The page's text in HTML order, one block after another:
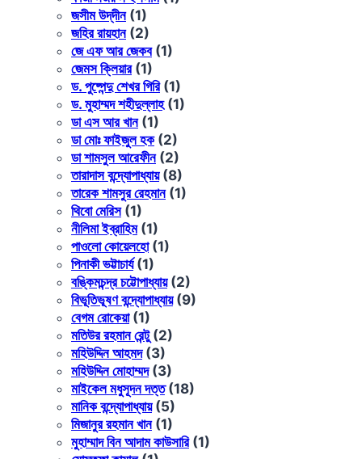
জসীম উদ্‌দীন(1)
জহির রায়হান(2)
জে এফ আর জেকব(1)
জেমস ক্লিয়ার(1)
ড. পুষ্পেন্দু শেখর গিরি(1)
ড. মুহাম্মদ শহীদুল্লাহ(1)
ডা এস আর খান(1)
ডা মোঃ ফাইজুল হক(2)
ডা শামসুল আরেফীন(2)
তারাদাস বন্দ্যোপাধ্যায়(8)
তারেক শামসুর রেহমান(1)
থিবো মেরিস(1)
নীলিমা ইব্রাহিম(1)
পাওলো কোয়েলহো(1)
পিনাকী ভট্টাচার্য(1)
বঙ্কিমচন্দ্র চট্টোপাধ্যায়(2)
বিভূতিভূষণ বন্দ্যোপাধ্যায়(9)
বেগম রোকেয়া(1)
মতিউর রহমান রেন্টু(2)
মহিউদ্দিন আহমদ(3)
মহিউদ্দিন মোহাম্মদ(3)
মাইকেল মধুসূদন দত্ত(18)
মানিক বন্দ্যোপাধ্যায়(5)
মিজানুর রহমান খান(1)
মুহাম্মাদ বিন আদাম কাউসারি(1)